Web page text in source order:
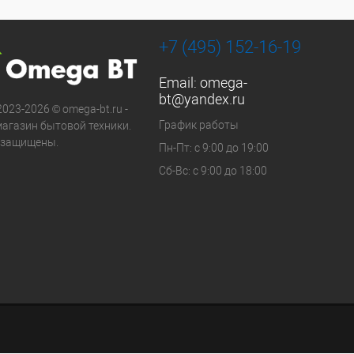
2026 © omega-bt.ru -
бытовой техники.
+7 (495) 152-16-19
Email: omega-
bt@yandex.ru
График работы
Пн-Пт: с 9:00 до 19:00
Сб-Вс: с 9:00 до 18:00